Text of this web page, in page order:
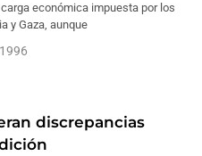
económica impuesta por los
y Gaza, aunque
discrepancias